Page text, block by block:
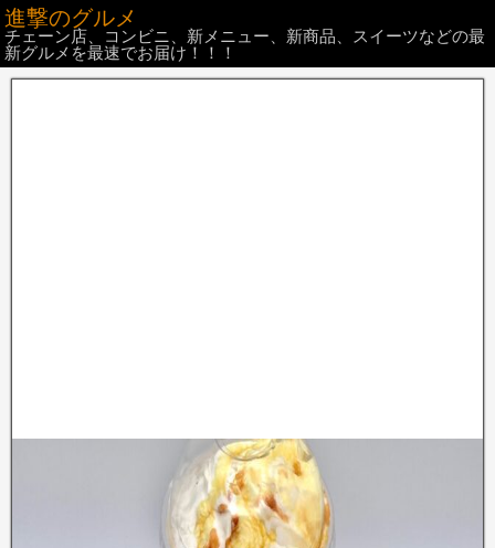
進撃のグルメ
チェーン店、コンビニ、新メニュー、新商品、スイーツなどの最
新グルメを最速でお届け！！！